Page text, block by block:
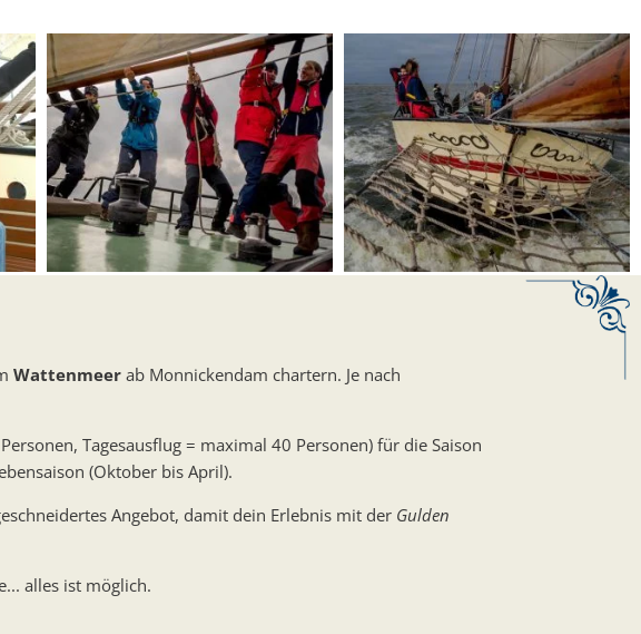
Wattenmeer ab Monnickendam chartern. Je nach
Tagesausflug = maximal 40 Personen) für die Saison
(Oktober bis April).
Angebot, damit dein Erlebnis mit der Gulden
alles ist möglich.